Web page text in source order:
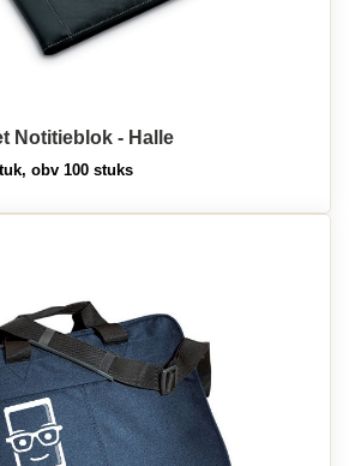
Notitieblok - Halle
obv 100 stuks